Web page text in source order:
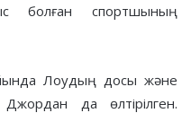
болған спортшының
Лоудың досы және
да өлтірілген.